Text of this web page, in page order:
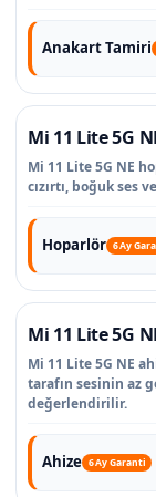
Anakart Tamiri
Mi 11 Lite 5G
Mi 11 Lite 5G NE
cızırtı, boğuk ses
Hoparlör 6 Ay
Mi 11 Lite 5G
Mi 11 Lite 5G NE
tarafın sesinin az
değerlendirilir.
Ahize 6 Ay Garanti